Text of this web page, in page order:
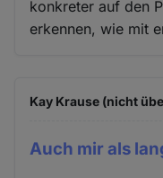
konkreter auf den
erkennen, wie mit
Kay Krause (nicht
Auch mir als